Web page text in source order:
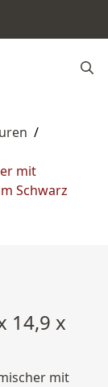
/
mit
Schwarz
14,9 x
mit